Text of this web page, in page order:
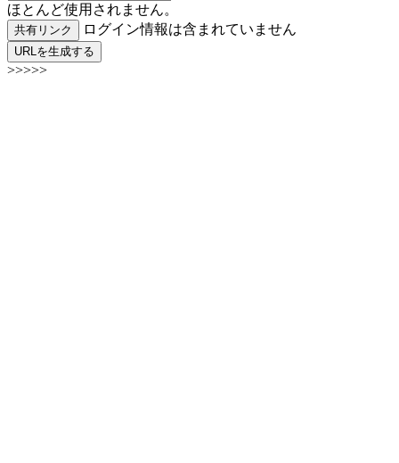
ほとんど使用されません。
共有リンク ログイン情報は含まれていません
URLを生成する
>>>>>